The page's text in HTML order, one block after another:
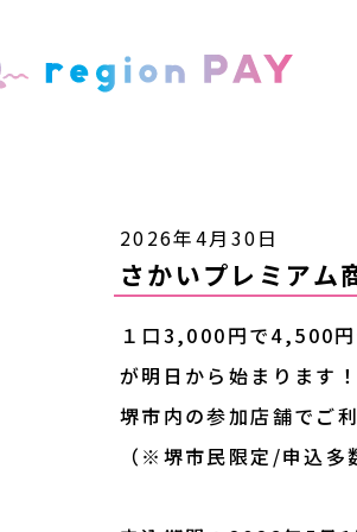
2026年4月30日
さかいプレミア
１口3,000円で4,500円
が明日から始まります！
堺市内の参加店舗でご
（※堺市民限定/申込多